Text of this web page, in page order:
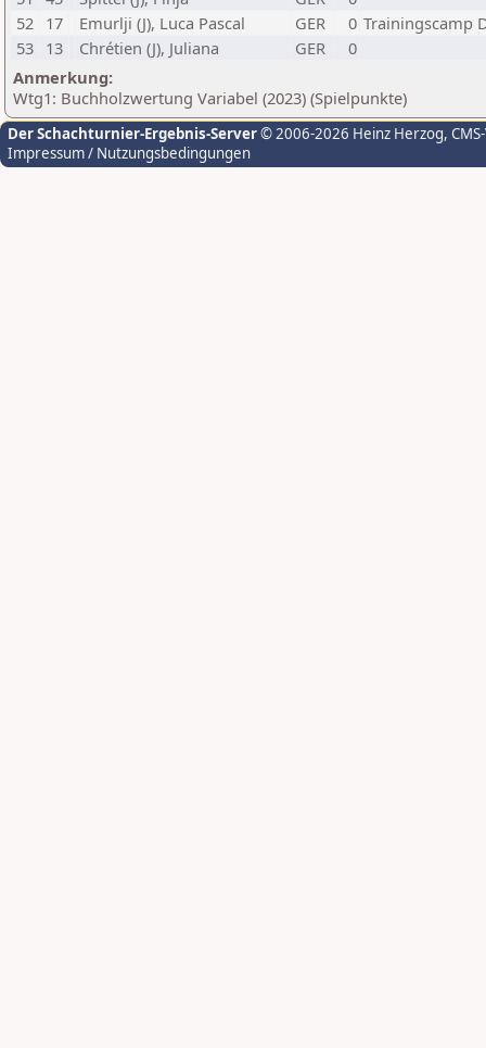
52 17 Emurlji (J), Luca Pascal GER 0 Trainingscamp
53 13 Chrétien (J), Juliana GER
0
Anmerkung:
Wtg1: Buchholzwertung Variabel (2023) (Spielpunkte)
Der Schachturnier-Ergebnis-Server© 2006-2026 Heinz Herzog,
Impressum / Nutzungsbedingungen